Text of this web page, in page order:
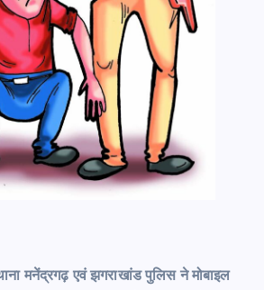
मनेंद्रगढ़ एवं झगराखांड पुलिस ने मोबाइल